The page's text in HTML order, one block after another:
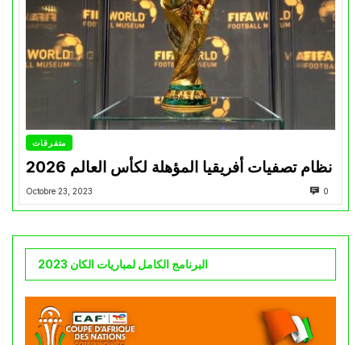
متفرقات
نظام تصفيات أفريقيا المؤهلة لكأس العالم 2026
Octobre 23, 2023 0
البرنامج الكامل لمباريات الكان 2023